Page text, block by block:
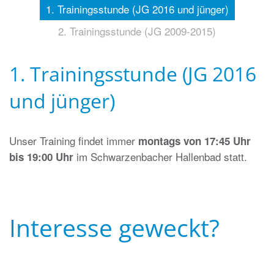
1. Trainingsstunde (JG 2016 und jünger)
2. Trainingsstunde (JG 2009-2015)
1. Trainingsstunde (JG 2016
und jünger)
Unser Training findet immer montags von 17:45 Uhr
bis 19:00 Uhr im Schwarzenbacher Hallenbad statt.
Interesse geweckt?